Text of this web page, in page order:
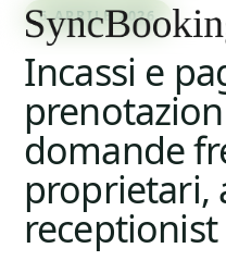
6 APRILE 2026
Incassi e
domande
proprietari,
receptionist